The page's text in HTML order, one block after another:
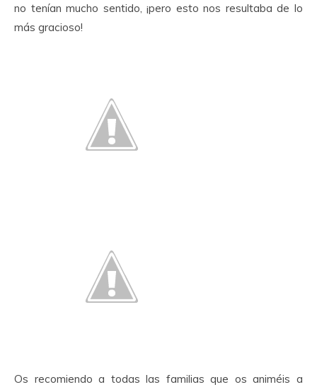
no tenían mucho sentido, ¡pero esto nos resultaba de lo
más gracioso!
Os recomiendo a todas las familias que os animéis a